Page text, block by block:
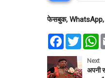
फेसबुक, WhatsApp,
F
e
b
T
w
t
t
W
t
s
Next
अपनी